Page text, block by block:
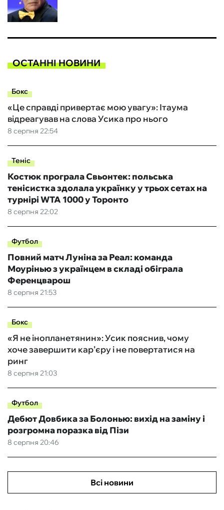
ОСТАННІ НОВИНИ
Бокс
8 серпня 22:54
«Це справді привертає мою увагу»: Ітаума
відреагував на слова Усика про нього
Теніс
8 серпня 22:02
Костюк програла Свьонтек: польська
тенісистка здолала українку у трьох сетах на
турнірі WTA 1000 у Торонто
Футбол
8 серпня 21:53
Повний матч Луніна за Реал: команда
Моурінью з українцем в складі обіграла
Ференцварош
Бокс
8 серпня 21:03
«Я не інопланетянин»: Усик пояснив, чому
хоче завершити кар’єру і не повертатися на
ринг
Футбол
8 серпня 20:46
Дебют Довбика за Болонью: вихід на заміну і
розгромна поразка від Пізи
Всі новини